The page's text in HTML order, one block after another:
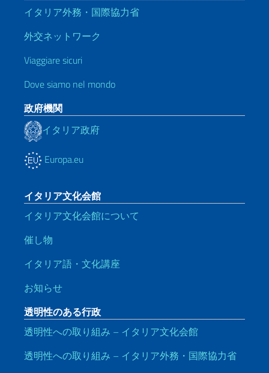
イタリア外務・国際協力省
外交ネットワーク
Viaggiare sicuri
Dove siamo nel mondo
政府機関
イタリア政府
Europa.eu
イタリア文化会館
イタリア文化会館について
催し物
イタリア語・文化講座
お知らせ
透明性のある行政
透明性への取り組み – イタリア文化会館
透明性への取り組み – イタリア外務・国際協力省